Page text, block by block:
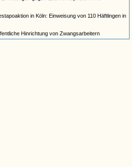
in Köln: Einweisung von 110 Häftlingen in
Hinrichtung von Zwangsarbeitern